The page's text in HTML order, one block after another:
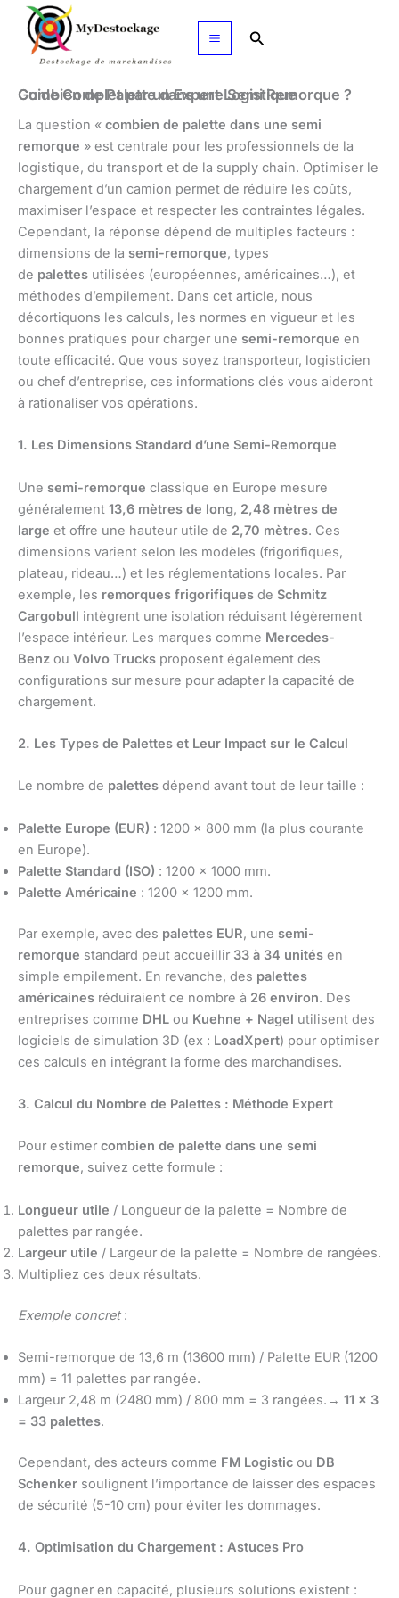
Aller
contenu
Rechercher
Combien de Palette dans une Semi Remorque ? Guide Complet par un Expert Logistique
La question « combien de palette dans une semi
remorque » est centrale pour les professionnels de la
logistique, du transport et de la supply chain. Optimiser le
chargement d’un camion permet de réduire les coûts,
maximiser l’espace et respecter les contraintes légales.
Cependant, la réponse dépend de multiples facteurs :
dimensions de la semi-remorque, types
de palettes utilisées (européennes, américaines…), et
méthodes d’empilement. Dans cet article, nous
décortiquons les calculs, les normes en vigueur et les
bonnes pratiques pour charger une semi-remorque en
toute efficacité. Que vous soyez transporteur, logisticien
ou chef d’entreprise, ces informations clés vous aideront
à rationaliser vos opérations.
1. Les Dimensions Standard d’une Semi-Remorque
Une semi-remorque classique en Europe mesure
généralement 13,6 mètres de long, 2,48 mètres de
large et offre une hauteur utile de 2,70 mètres. Ces
dimensions varient selon les modèles (frigorifiques,
plateau, rideau…) et les réglementations locales. Par
exemple, les remorques frigorifiques de Schmitz
Cargobull intègrent une isolation réduisant légèrement
l’espace intérieur. Les marques comme Mercedes-
Benz ou Volvo Trucks proposent également des
configurations sur mesure pour adapter la capacité de
chargement.
2. Les Types de Palettes et Leur Impact sur le Calcul
Le nombre de palettes dépend avant tout de leur taille :
Palette Europe (EUR) : 1200 x 800 mm (la plus courante
en Europe).
Palette Standard (ISO) : 1200 x 1000 mm.
Palette Américaine : 1200 x 1200 mm.
Par exemple, avec des palettes EUR, une semi-
remorque standard peut accueillir 33 à 34 unités en
simple empilement. En revanche, des palettes
américaines réduiraient ce nombre à 26 environ. Des
entreprises comme DHL ou Kuehne + Nagel utilisent des
logiciels de simulation 3D (ex : LoadXpert) pour optimiser
ces calculs en intégrant la forme des marchandises.
3. Calcul du Nombre de Palettes : Méthode Expert
Pour estimer combien de palette dans une semi
remorque, suivez cette formule :
Longueur utile / Longueur de la palette = Nombre de
palettes par rangée.
Largeur utile / Largeur de la palette = Nombre de rangées.
Multipliez ces deux résultats.
Exemple concret:
Semi-remorque de 13,6 m (13600 mm) / Palette EUR (1200
mm) = 11 palettes par rangée.
Largeur 2,48 m (2480 mm) / 800 mm = 3 rangées.→ 11 x 3
= 33 palettes.
Cependant, des acteurs comme FM Logistic ou DB
Schenker soulignent l’importance de laisser des espaces
de sécurité (5-10 cm) pour éviter les dommages.
4. Optimisation du Chargement : Astuces Pro
Pour gagner en capacité, plusieurs solutions existent :